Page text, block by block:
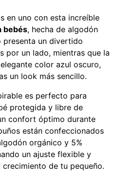
en uno con esta increíble
bebés, hecha de algodón
presenta un divertido
por un lado, mientras que la
color azul oscuro,
un look más sencillo.
es perfecto para
protegida y libre de
confort óptimo durante
están confeccionados
orgánico y 5%
un ajuste flexible y
de tu pequeño.